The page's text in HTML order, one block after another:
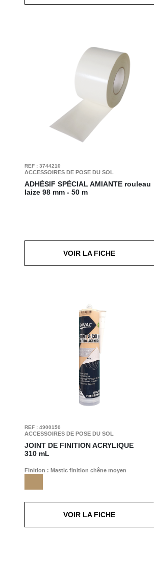
REF : 3744210
ACCESSOIRES DE POSE DU SOL
ADHÉSIF SPÉCIAL AMIANTE rouleau
laize 98 mm - 50 m
VOIR LA FICHE
REF : 4900150
ACCESSOIRES DE POSE DU SOL
JOINT DE FINITION ACRYLIQUE
310 mL
Finition : Mastic finition chêne moyen
VOIR LA FICHE